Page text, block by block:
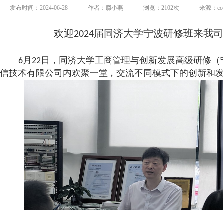
发布时间：2024-06-28 作者：滕小燕 浏览：2102次 来源：
欢迎2024届同济大学宁波研修班来我
6月 22 日，同济大学工商管理与创新发展高级研修
信技术有限公司内欢聚一堂，交流不同模式下的创新和